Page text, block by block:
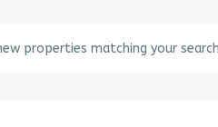
properties matching your